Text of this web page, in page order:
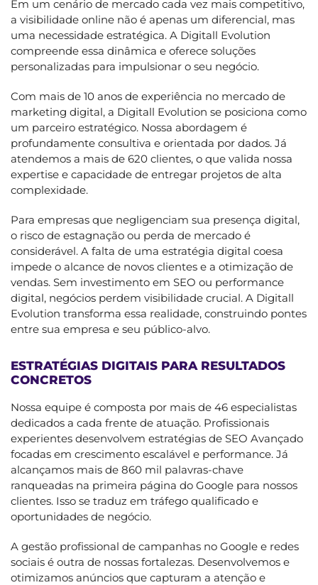
Em um cenário de mercado cada vez mais competitivo,
a visibilidade online não é apenas um diferencial, mas
uma necessidade estratégica. A Digitall Evolution
compreende essa dinâmica e oferece soluções
personalizadas para impulsionar o seu negócio.
Com mais de 10 anos de experiência no mercado de
marketing digital, a Digitall Evolution se posiciona como
um parceiro estratégico. Nossa abordagem é
profundamente consultiva e orientada por dados. Já
atendemos a mais de 620 clientes, o que valida nossa
expertise e capacidade de entregar projetos de alta
complexidade.
Para empresas que negligenciam sua presença digital,
o risco de estagnação ou perda de mercado é
considerável. A falta de uma estratégia digital coesa
impede o alcance de novos clientes e a otimização de
vendas. Sem investimento em SEO ou performance
digital, negócios perdem visibilidade crucial. A Digitall
Evolution transforma essa realidade, construindo pontes
entre sua empresa e seu público-alvo.
ESTRATÉGIAS DIGITAIS PARA RESULTADOS
CONCRETOS
Nossa equipe é composta por mais de 46 especialistas
dedicados a cada frente de atuação. Profissionais
experientes desenvolvem estratégias de SEO Avançado
focadas em crescimento escalável e performance. Já
alcançamos mais de 860 mil palavras-chave
ranqueadas na primeira página do Google para nossos
clientes. Isso se traduz em tráfego qualificado e
oportunidades de negócio.
A gestão profissional de campanhas no Google e redes
sociais é outra de nossas fortalezas. Desenvolvemos e
otimizamos anúncios que capturam a atenção e